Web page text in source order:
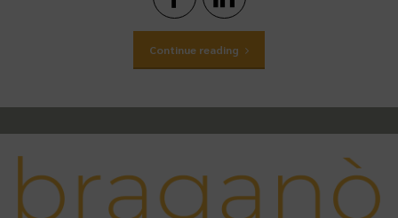
Continue reading